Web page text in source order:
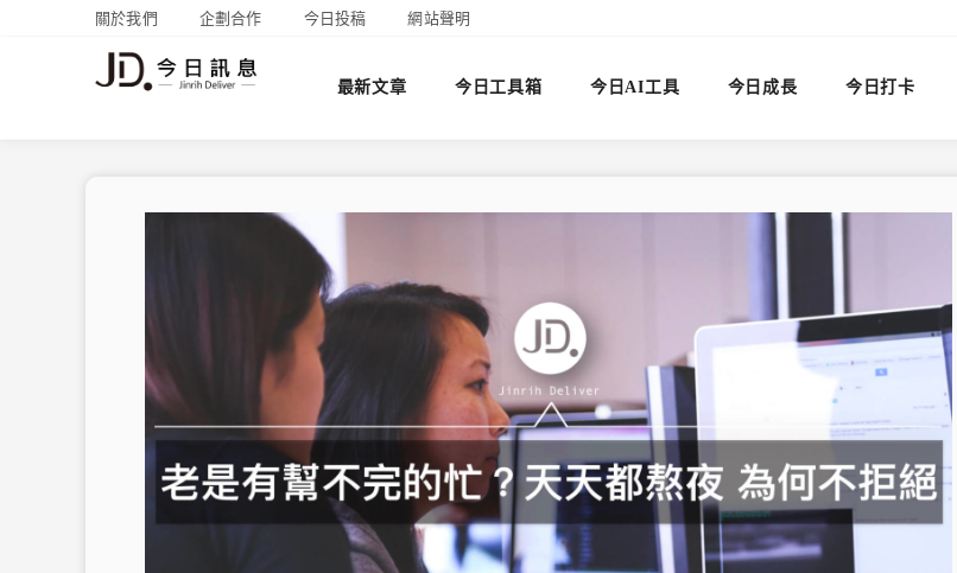
關於我們 企劃合作 今日投稿 網站聲明
最新文章 今日工具箱 今日AI工具 今日成長 今日打卡